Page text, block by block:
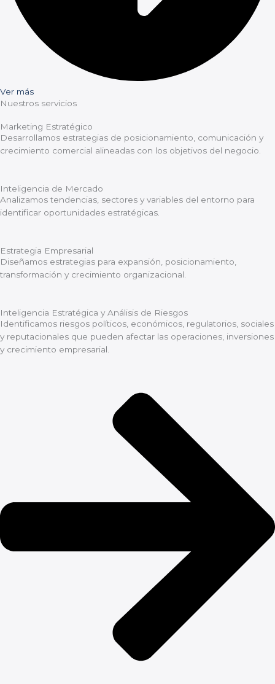
Ver más
Nuestros servicios
Marketing Estratégico
Desarrollamos estrategias de posicionamiento, comunicación y
crecimiento comercial alineadas con los objetivos del negocio.
Inteligencia de Mercado
Analizamos tendencias, sectores y variables del entorno para
identificar oportunidades estratégicas.
Estrategia Empresarial
Diseñamos estrategias para expansión, posicionamiento,
transformación y crecimiento organizacional.
Inteligencia Estratégica y Análisis de Riesgos
Identificamos riesgos políticos, económicos, regulatorios, sociales
y reputacionales que pueden afectar las operaciones, inversiones
y crecimiento empresarial.